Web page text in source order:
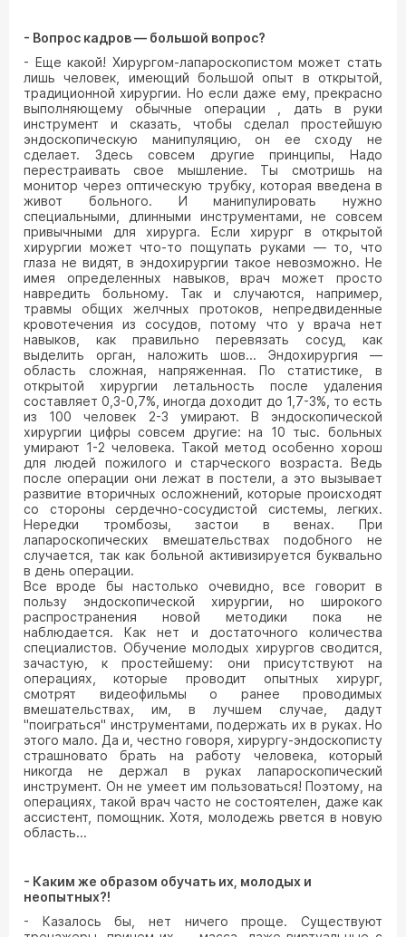
- Вопрос кадров — большой вопрос?
- Еще какой! Хирургом-лапароскопистом может стать
лишь человек, имеющий большой опыт в открытой,
традиционной хирургии. Но если даже ему, прекрасно
выполняющему обычные операции , дать в руки
инструмент и сказать, чтобы сделал простейшую
эндоскопическую манипуляцию, он ее сходу не
сделает. Здесь совсем другие принципы, Надо
перестраивать свое мышление. Ты смотришь на
монитор через оптическую трубку, которая введена в
живот больного. И манипулировать нужно
специальными, длинными инструментами, не совсем
привычными для хирурга. Если хирург в открытой
хирургии может что-то пощупать руками — то, что
глаза не видят, в эндохирургии такое невозможно. Не
имея определенных навыков, врач может просто
навредить больному. Так и случаются, например,
травмы общих желчных протоков, непредвиденные
кровотечения из сосудов, потому что у врача нет
навыков, как правильно перевязать сосуд, как
выделить орган, наложить шов... Эндохирургия —
область сложная, напряженная. По статистике, в
открытой хирургии летальность после удаления
составляет 0,3-0,7%, иногда доходит до 1,7-3%, то есть
из 100 человек 2-3 умирают. В эндоскопической
хирургии цифры совсем другие: на 10 тыс. больных
умирают 1-2 человека. Такой метод особенно хорош
для людей пожилого и старческого возраста. Ведь
после операции они лежат в постели, а это вызывает
развитие вторичных осложнений, которые происходят
со стороны сердечно-сосудистой системы, легких.
Нередки тромбозы, застои в венах. При
лапароскопических вмешательствах подобного не
случается, так как больной активизируется буквально
в день операции.
Все вроде бы настолько очевидно, все говорит в
пользу эндоскопической хирургии, но широкого
распространения новой методики пока не
наблюдается. Как нет и достаточного количества
специалистов. Обучение молодых хирургов сводится,
зачастую, к простейшему: они присутствуют на
операциях, которые проводит опытных хирург,
смотрят видеофильмы о ранее проводимых
вмешательствах, им, в лучшем случае, дадут
"поиграться" инструментами, подержать их в руках. Но
этого мало. Да и, честно говоря, хирургу-эндоскописту
страшновато брать на работу человека, который
никогда не держал в руках лапароскопический
инструмент. Он не умеет им пользоваться! Поэтому, на
операциях, такой врач часто не состоятелен, даже как
ассистент, помощник. Хотя, молодежь рвется в новую
область...
- Каким же образом обучать их, молодых и
неопытных?!
- Казалось бы, нет ничего проще. Существуют